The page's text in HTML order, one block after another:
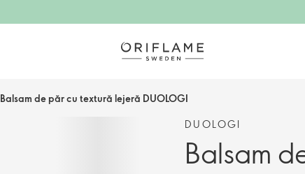
Balsam de păr cu textură lejeră DUOLOGI
DUOLOGI
Balsam